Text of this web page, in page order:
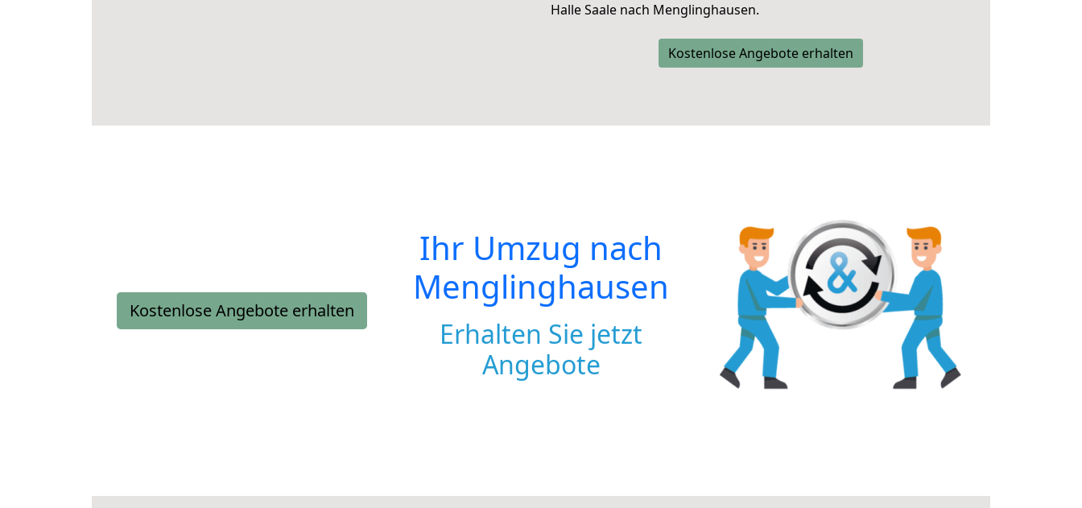
Halle Saale nach Menglinghausen.
Kostenlose Angebote erhalten
Kostenlose Angebote erhalten
Ihr Umzug nach
Menglinghausen
Erhalten Sie jetzt
Angebote